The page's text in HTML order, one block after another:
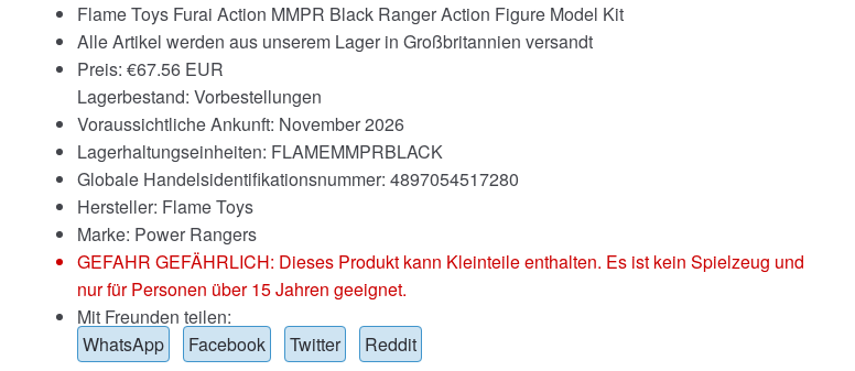
Flame Toys Furai Action MMPR Black Ranger Action Figure Model Kit
Alle Artikel werden aus unserem Lager in Großbritannien versandt
Preis: €67.56 EUR
Lagerbestand: Vorbestellungen
Voraussichtliche Ankunft: November 2026
Lagerhaltungseinheiten: FLAMEMMPRBLACK
Globale Handelsidentifikationsnummer: 4897054517280
Hersteller: Flame Toys
Marke: Power Rangers
GEFAHR GEFÄHRLICH: Dieses Produkt kann Kleinteile enthalten. Es ist kein Spielzeug und
nur für Personen über 15 Jahren geeignet.
Mit Freunden teilen:
WhatsApp
Facebook Twitter Reddit